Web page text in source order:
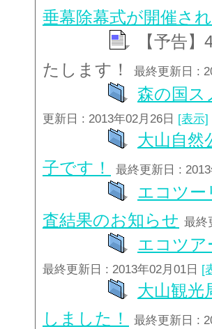
垂幕除幕式が開催さ
【予告
たします！
最終更新日 :
森の国ス
更新日 : 2013年02月26日 [表示]
大山自
子です！
最終更新日 :
エコツー
査結果のお知らせ 最終
エコツア
最終更新日 : 2013年02月01日 [
大山観光
しました！
最終更新日 :